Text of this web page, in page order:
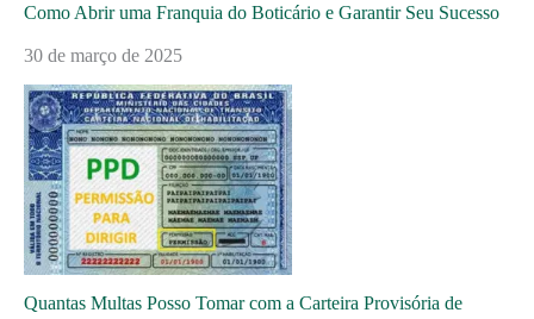
Como Abrir uma Franquia do Boticário e Garantir Seu Sucesso
30 de março de 2025
Quantas Multas Posso Tomar com a Carteira Provisória de